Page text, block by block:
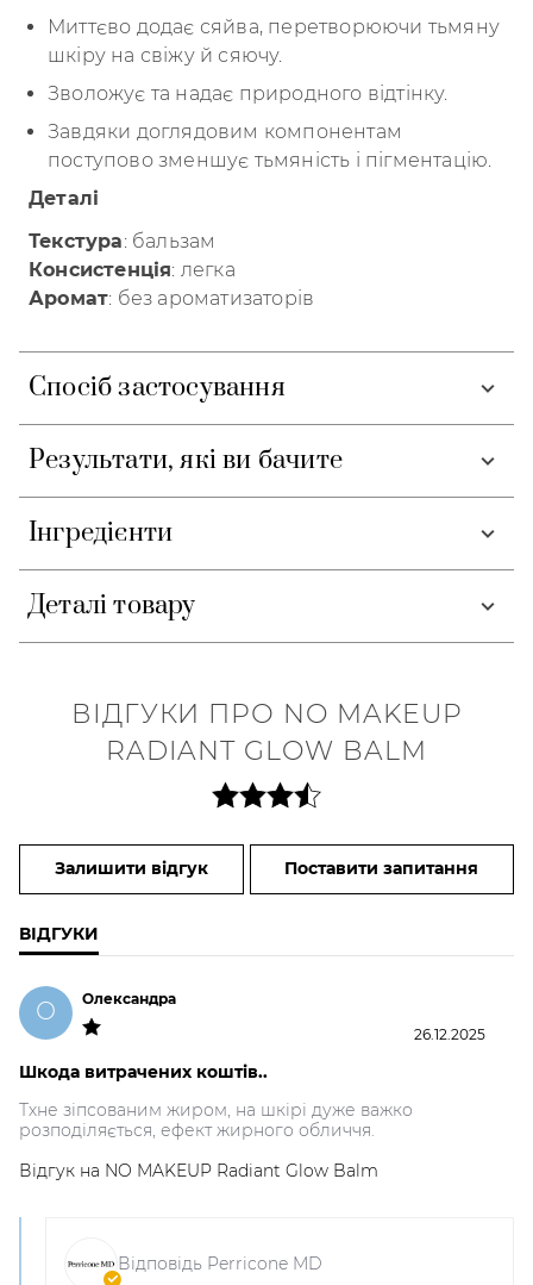
Миттєво додає сяйва, перетворюючи тьмяну
шкіру на свіжу й сяючу.
Зволожує та надає природного відтінку.
Завдяки доглядовим компонентам
поступово зменшує тьмяність і пігментацію.
Деталі
Текстура: бальзам
Консистенція: легка
Аромат: без ароматизаторів
Спосіб застосування
Результати, які ви бачите
Інгредієнти
Деталі товару
ВІДГУКИ ПРО NO MAKEUP
RADIANT GLOW BALM
Залишити відгук Поставити запитання
ВІДГУКИ
О
Олександра
26.12.2025
Шкода витрачених коштів..
Тхне зіпсованим жиром, на шкірі дуже важко
розподіляється, ефект жирного обличчя.
Відгук на NO MAKEUP Radiant Glow Balm
Відповідь Perricone MD